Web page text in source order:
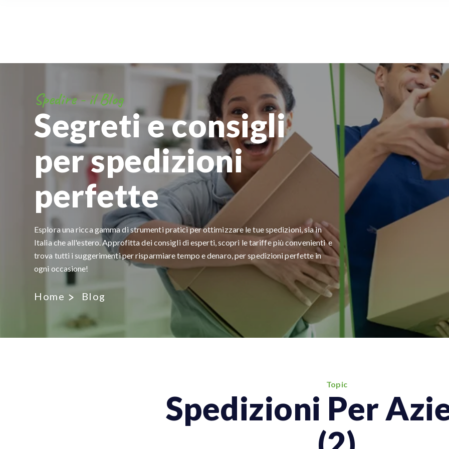
Spedire - il Blog
Segreti e consigli
per spedizioni
perfette
Esplora una ricca gamma di strumenti pratici per ottimizzare le tue spedizioni, sia in
Italia che all'estero. Approfitta dei consigli di esperti, scopri le tariffe più convenienti e
trova tutti i suggerimenti per risparmiare tempo e denaro, per spedizioni perfette in
ogni occasione!
Home Blog
Topic
Spedizioni Per